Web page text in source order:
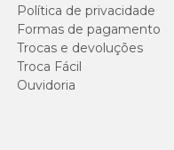
Política de privacidade
Formas de pagamento
Trocas e devoluções
Troca Fácil
Ouvidoria